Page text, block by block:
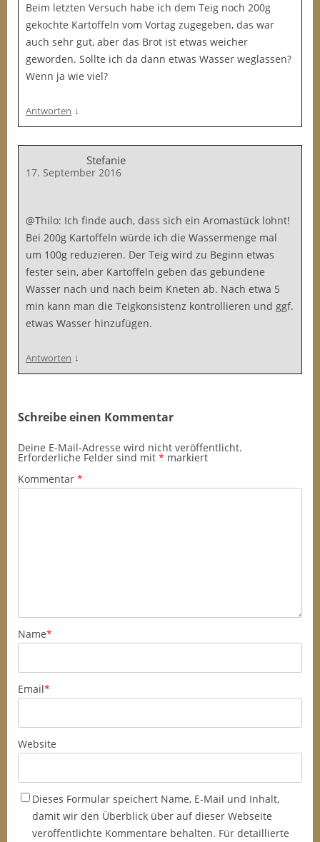
Beim letzten Versuch habe ich dem Teig noch 200g
gekochte Kartoffeln vom Vortag zugegeben, das war
auch sehr gut, aber das Brot ist etwas weicher
geworden. Sollte ich da dann etwas Wasser weglassen?
Wenn ja wie viel?
Antworten ↓
Stefanie
17. September 2016
@Thilo: Ich finde auch, dass sich ein Aromastück lohnt!
Bei 200g Kartoffeln würde ich die Wassermenge mal
um 100g reduzieren. Der Teig wird zu Beginn etwas
fester sein, aber Kartoffeln geben das gebundene
Wasser nach und nach beim Kneten ab. Nach etwa 5
min kann man die Teigkonsistenz kontrollieren und ggf.
etwas Wasser hinzufügen.
Antworten ↓
Schreibe einen Kommentar
Deine E-Mail-Adresse wird nicht veröffentlicht.
Erforderliche Felder sind mit * markiert
Kommentar *
Name*
Email*
Website
Dieses Formular speichert Name, E-Mail und Inhalt,
damit wir den Überblick über auf dieser Webseite
veröffentlichte Kommentare behalten. Für detaillierte